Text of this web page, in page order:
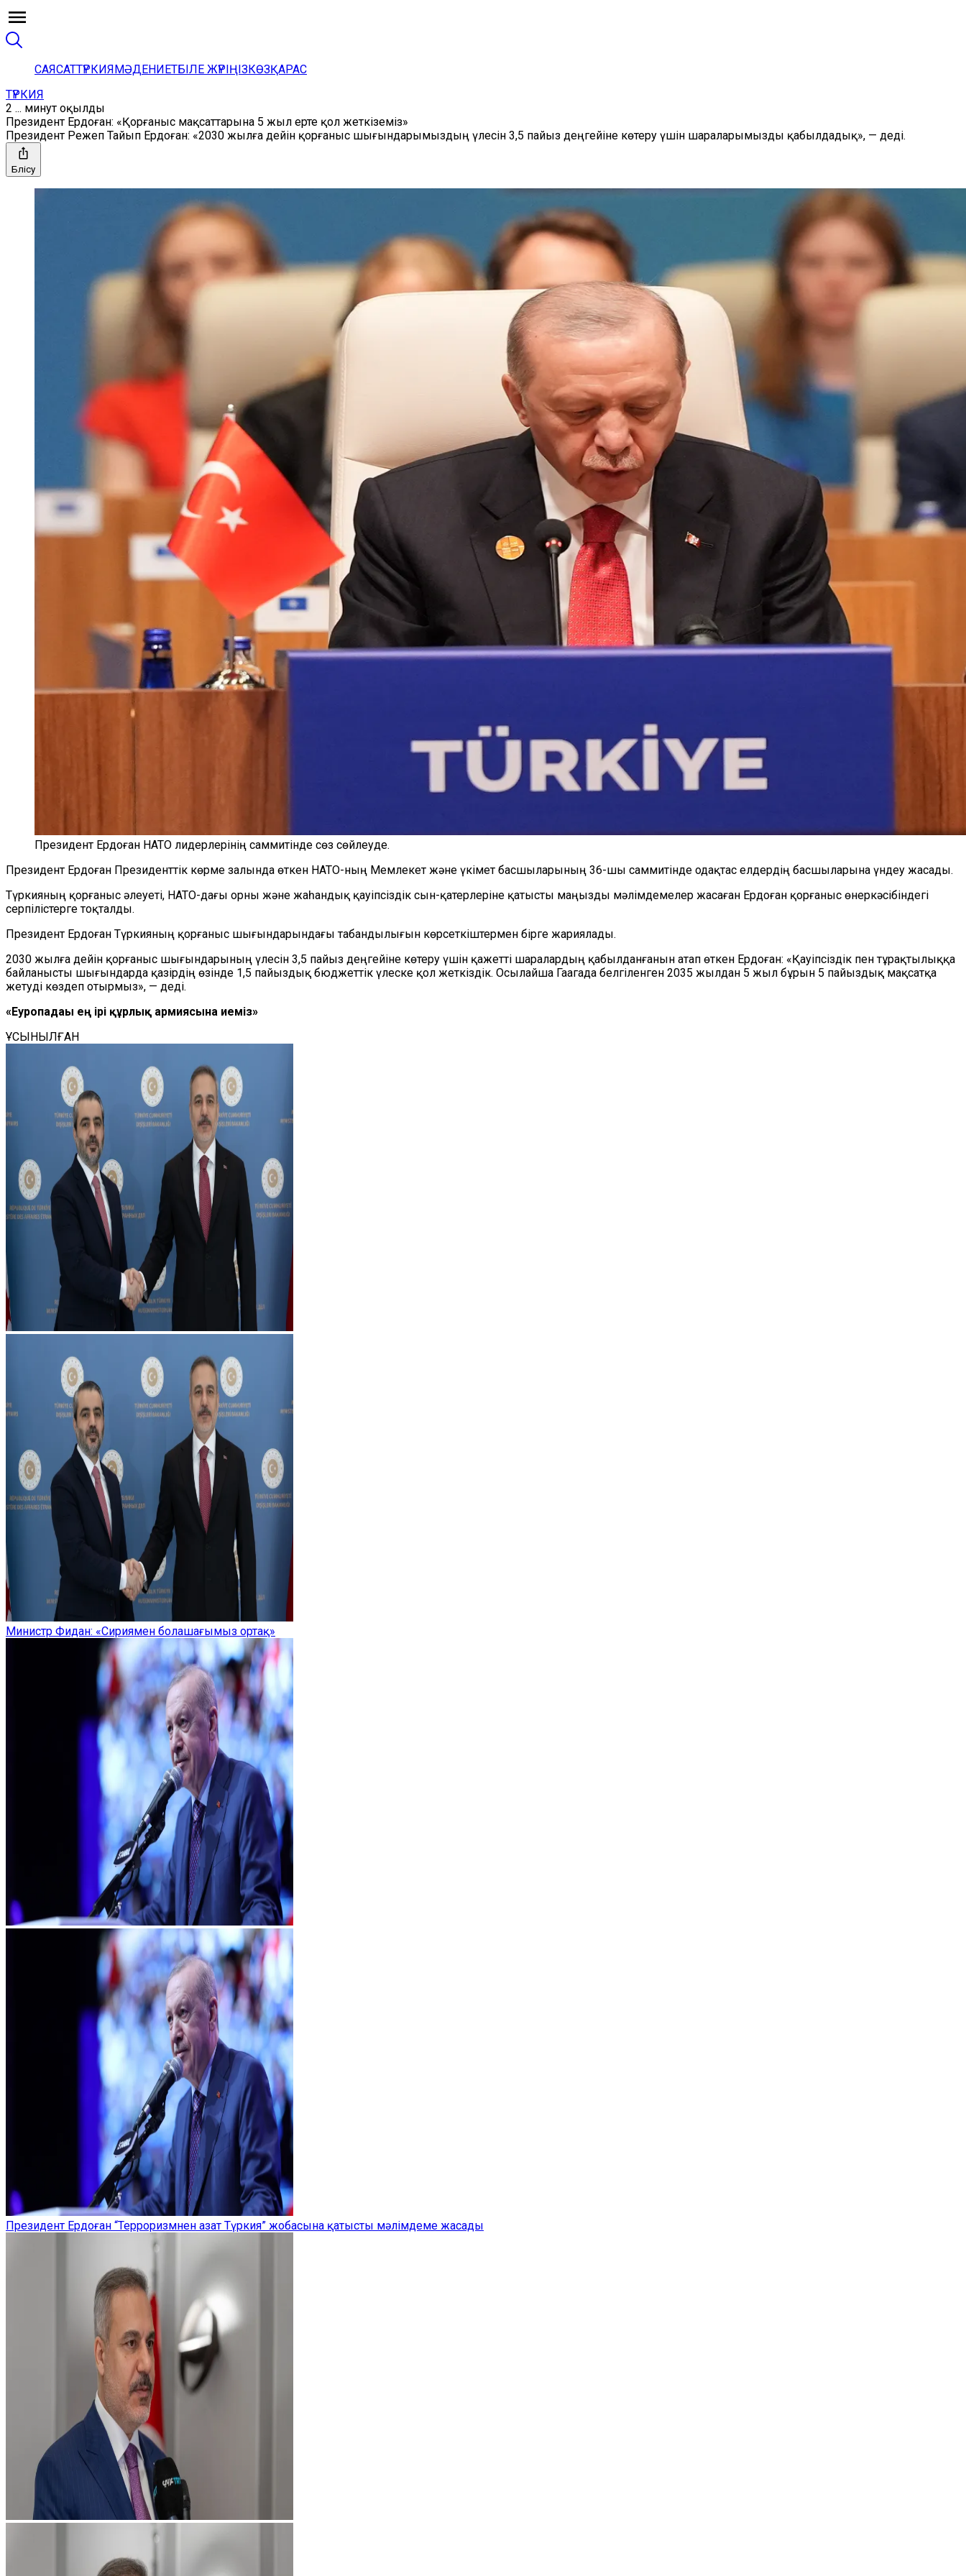
САЯСАТТҮРКИЯМӘДЕНИЕТБІЛЕ ЖҮРІҢІЗКӨЗҚАРАС
ТҮРКИЯ
2 ... минут оқылды
Президент Ердоған: «Қорғаныс мақсаттарына 5 жыл ерте қол жеткіземіз»
Президент Режеп Тайып Ердоған: «2030 жылға дейін қорғаныс шығындарымыздың үлесін 3,5 пайыз деңгейіне көтеру үшін шараларымызды қабылдадық», — деді.
Бөлісу
Президент Ердоған НАТО лидерлерінің саммитінде сөз сөйлеуде.
Президент Ердоған Президенттік көрме залында өткен НАТО-ның Мемлекет және үкімет басшыларының 36-шы саммитінде одақтас елдердің басшыларына үндеу жасады.
Түркияның қорғаныс әлеуеті, НАТО-дағы орны және жаһандық қауіпсіздік сын-қатерлеріне қатысты маңызды мәлімдемелер жасаған Ердоған қорғаныс өнеркәсібіндегі
серпілістерге тоқталды.
Президент Ердоған Түркияның қорғаныс шығындарындағы табандылығын көрсеткіштермен бірге жариялады.
2030 жылға дейін қорғаныс шығындарының үлесін 3,5 пайыз деңгейіне көтеру үшін қажетті шаралардың қабылданғанын атап өткен Ердоған: «Қауіпсіздік пен тұрақтылыққа
байланысты шығындарда қазірдің өзінде 1,5 пайыздық бюджеттік үлеске қол жеткіздік. Осылайша Гаагада белгіленген 2035 жылдан 5 жыл бұрын 5 пайыздық мақсатқа
жетуді көздеп отырмыз», — деді.
«Еуропадағы ең ірі құрлық армиясына иеміз»
ҰСЫНЫЛҒАН
Министр Фидан: «Сириямен болашағымыз ортақ»
Президент Ердоған “Терроризмнен азат Түркия” жобасына қатысты мәлімдеме жасады